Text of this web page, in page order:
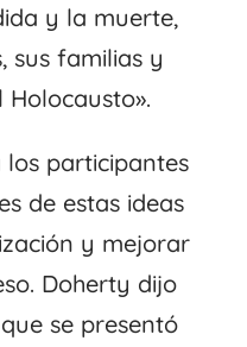
y la muerte,
sus familias y
participantes
de estas ideas
y mejorar
Doherty dijo
se presentó